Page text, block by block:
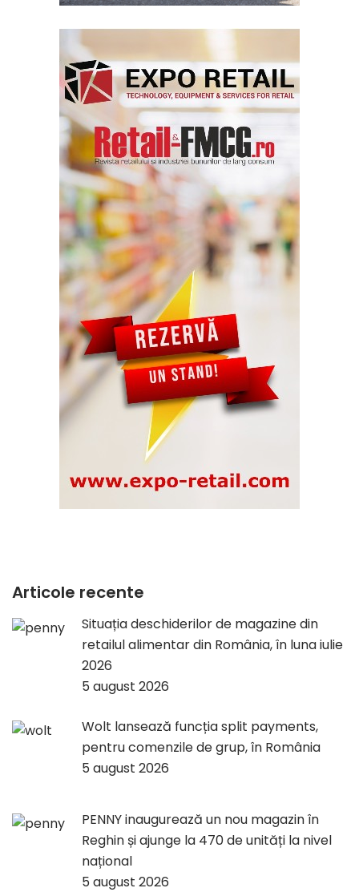
Articole recente
Situația deschiderilor de magazine din
retailul alimentar din România, în luna iulie
2026
5 august 2026
Wolt lansează funcția split payments,
pentru comenzile de grup, în România
5 august 2026
PENNY inaugurează un nou magazin în
Reghin și ajunge la 470 de unități la nivel
național
5 august 2026